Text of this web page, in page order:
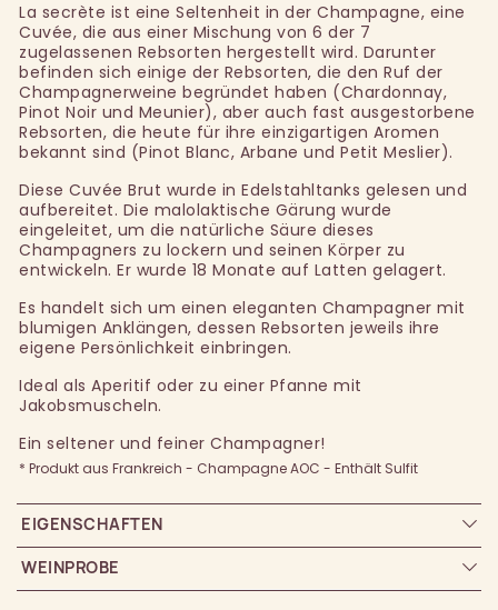
La secrète ist eine Seltenheit in der Champagne, eine
Cuvée, die aus einer Mischung von 6 der 7
zugelassenen Rebsorten hergestellt wird. Darunter
befinden sich einige der Rebsorten, die den Ruf der
Champagnerweine begründet haben (Chardonnay,
Pinot Noir und Meunier), aber auch fast ausgestorbene
Rebsorten, die heute für ihre einzigartigen Aromen
bekannt sind (Pinot Blanc, Arbane und Petit Meslier).
Diese Cuvée Brut wurde in Edelstahltanks gelesen und
aufbereitet. Die malolaktische Gärung wurde
eingeleitet, um die natürliche Säure dieses
Champagners zu lockern und seinen Körper zu
entwickeln. Er wurde 18 Monate auf Latten gelagert.
Es handelt sich um einen eleganten Champagner mit
blumigen Anklängen, dessen Rebsorten jeweils ihre
eigene Persönlichkeit einbringen.
Ideal als Aperitif oder zu einer Pfanne mit
Jakobsmuscheln.
Ein seltener und feiner Champagner!
* Produkt aus Frankreich - Champagne AOC - Enthält Sulfit
EIGENSCHAFTEN
WEINPROBE